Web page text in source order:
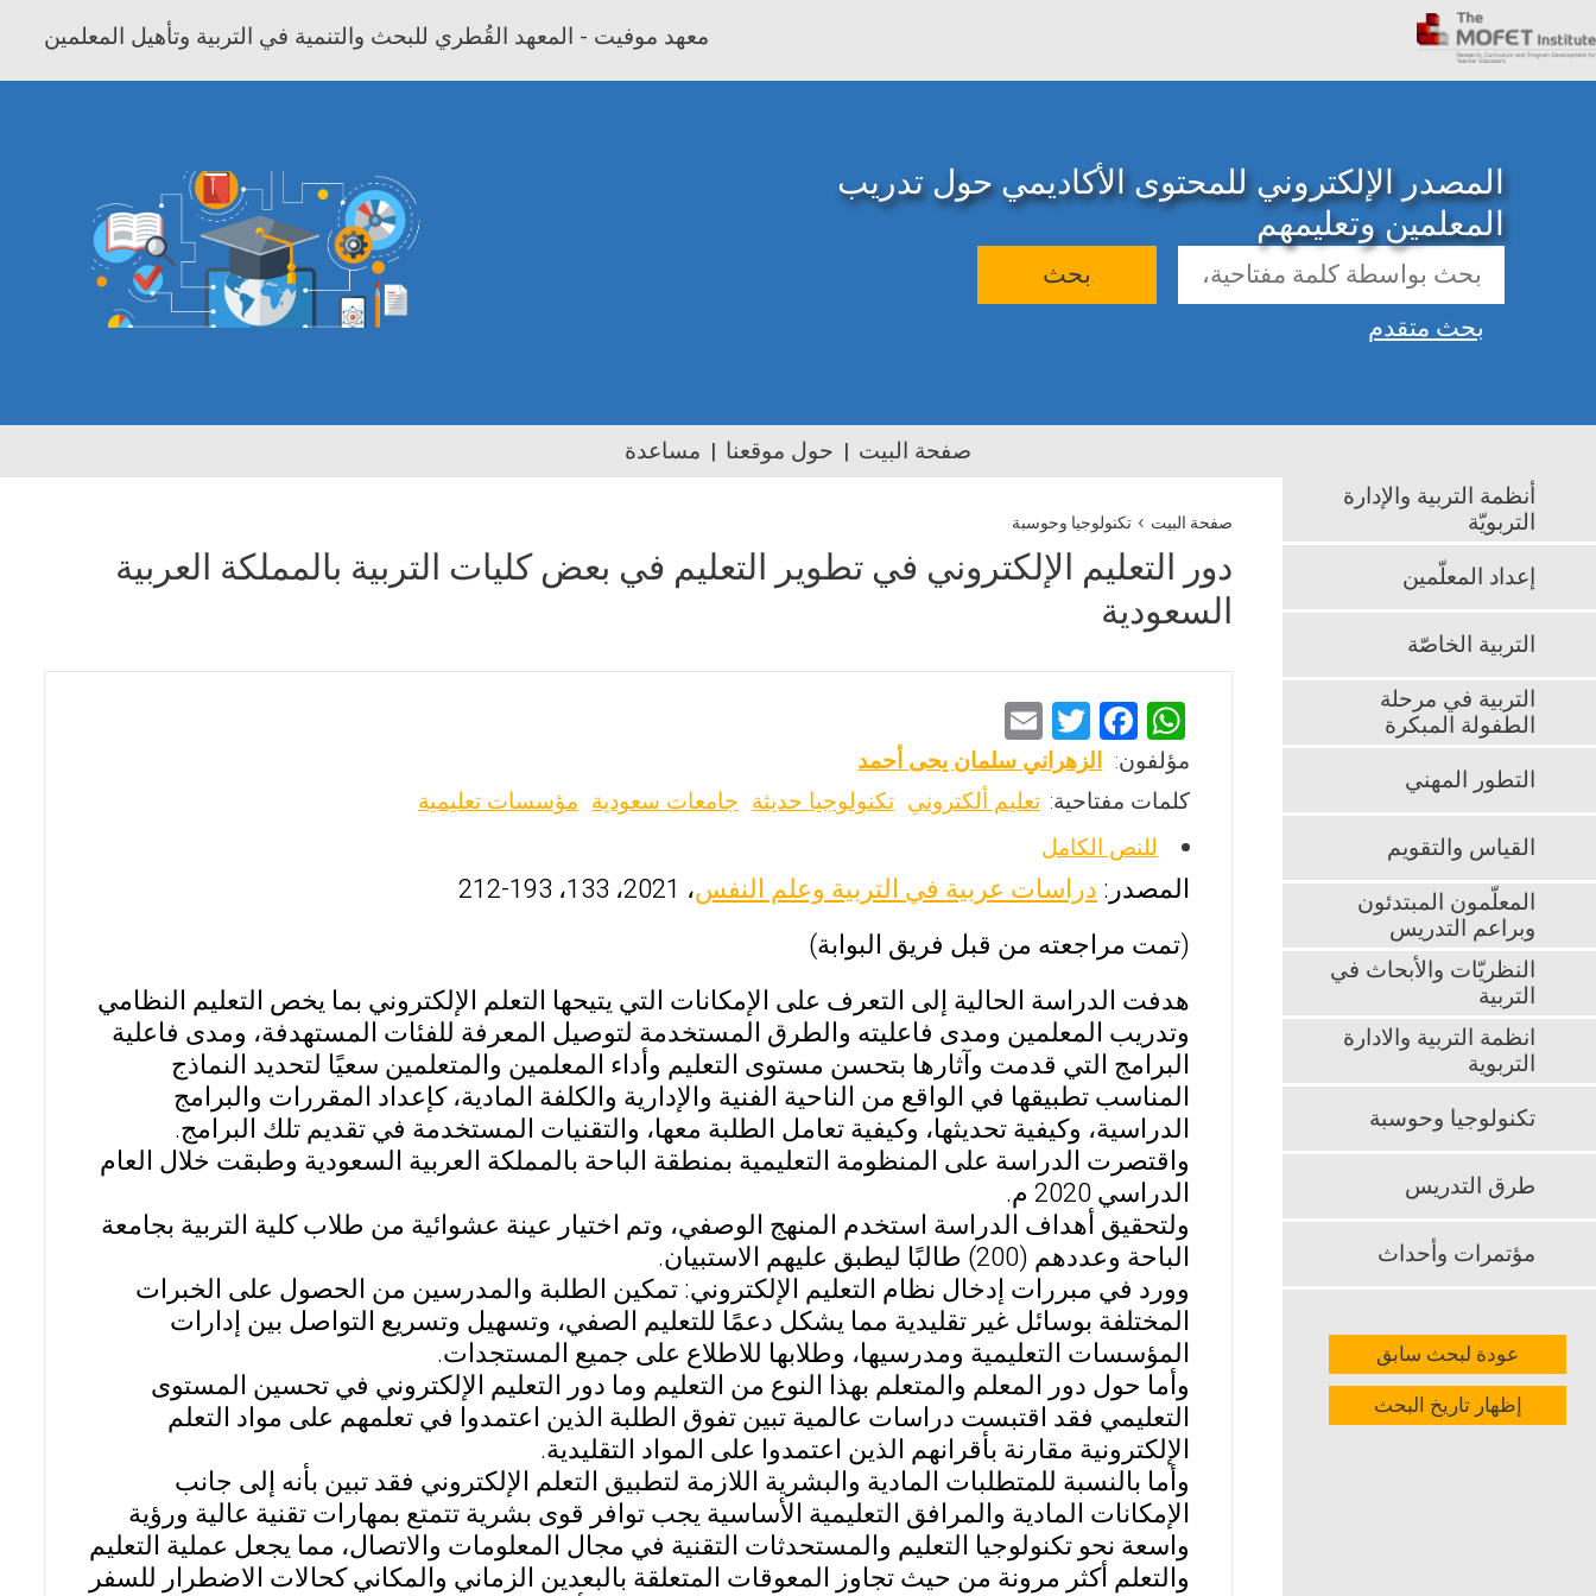
معهد موفيت - المعهد القُطري للبحث والتنمية في التربية وتأهيل المعلمين
المصدر الإلكتروني للمحتوى الأكاديمي حول تدريب
المعلمين وتعليمهم
بحث
بحث متقدم
صفحة البيت حول موقعنا مساعدة
صفحة البيت › تكنولوجيا وحوسبة
دور التعليم الإلكتروني في تطوير التعليم في بعض كليات التربية بالمملكة العربية
السعودية
W
h
at
s
A
p
p
F
a
ce
b
o
o
k
T
wi
tt
m
ai
مؤلفون: الزهراني سلمان يحى أحمد
كلمات مفتاحية: تعليم ألكتروني تكنولوجيا حديثة جامعات سعودية مؤسسات تعليمية
للنص الكامل
المصدر: دراسات عربية في التربية وعلم النفس، 2021، 133، 193-212
(تمت مراجعته من قبل فريق البوابة)
هدفت الدراسة الحالية إلى التعرف على الإمكانات التي يتيحها التعلم الإلكتروني بما يخص التعليم النظامي
وتدريب المعلمين ومدى فاعليته والطرق المستخدمة لتوصيل المعرفة للفئات المستهدفة، ومدى فاعلية
البرامج التي قدمت وآثارها بتحسن مستوى التعليم وأداء المعلمين والمتعلمين سعيًا لتحديد النماذج
المناسب تطبيقها في الواقع من الناحية الفنية والإدارية والكلفة المادية، كإعداد المقررات والبرامج
الدراسية، وكيفية تحديثها، وكيفية تعامل الطلبة معها، والتقنيات المستخدمة في تقديم تلك البرامج.
واقتصرت الدراسة على المنظومة التعليمية بمنطقة الباحة بالمملكة العربية السعودية وطبقت خلال العام
الدراسي 2020 م.
ولتحقيق أهداف الدراسة استخدم المنهج الوصفي، وتم اختيار عينة عشوائية من طلاب كلية التربية بجامعة
الباحة وعددهم (200) طالبًا ليطبق عليهم الاستبيان.
وورد في مبررات إدخال نظام التعليم الإلكتروني: تمكين الطلبة والمدرسين من الحصول على الخبرات
المختلفة بوسائل غير تقليدية مما يشكل دعمًا للتعليم الصفي، وتسهيل وتسريع التواصل بين إدارات
المؤسسات التعليمية ومدرسيها، وطلابها للاطلاع على جميع المستجدات.
وأما حول دور المعلم والمتعلم بهذا النوع من التعليم وما دور التعليم الإلكتروني في تحسين المستوى
التعليمي فقد اقتبست دراسات عالمية تبين تفوق الطلبة الذين اعتمدوا في تعلمهم على مواد التعلم
الإلكترونية مقارنة بأقرانهم الذين اعتمدوا على المواد التقليدية.
وأما بالنسبة للمتطلبات المادية والبشرية اللازمة لتطبيق التعلم الإلكتروني فقد تبين بأنه إلى جانب
الإمكانات المادية والمرافق التعليمية الأساسية يجب توافر قوى بشرية تتمتع بمهارات تقنية عالية ورؤية
واسعة نحو تكنولوجيا التعليم والمستحدثات التقنية في مجال المعلومات والاتصال، مما يجعل عملية التعليم
والتعلم أكثر مرونة من حيث تجاوز المعوقات المتعلقة بالبعدين الزماني والمكاني كحالات الاضطرار للسفر
أنظمة التربية والإدارة
التربويّة
إعداد المعلّمين
التربية الخاصّة
التربية في مرحلة
الطفولة المبكرة
التطور المهني
القياس والتقويم
المعلّمون المبتدئون
وبراعم التدريس
النظريّات والأبحاث في
التربية
انظمة التربية والادارة
التربوية
تكنولوجيا وحوسبة
طرق التدريس
مؤتمرات وأحداث
عودة لبحث سابق
إظهار تاريخ البحث